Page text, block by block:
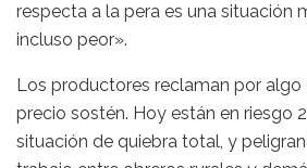
respecta a la pera es una situación
incluso peor».
Los productores reclaman por algo
precio sostén. Hoy están en riesgo
situación de quiebra total, y